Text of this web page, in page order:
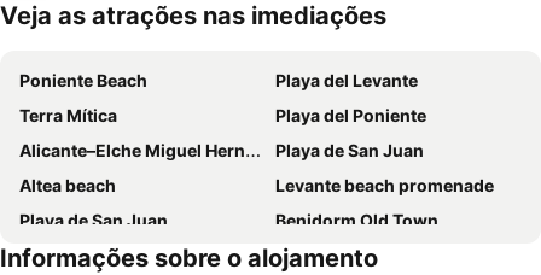
Ampliar mapa
Veja as atrações nas imediações
Poniente Beach
Playa del Levante
Terra Mítica
Playa del Poniente
Alicante–Elche Miguel Hernández Airport
Playa de San Juan
Altea beach
Levante beach promenade
Playa de San Juan
Benidorm Old Town
Benidorm Palace
Playa Arenal-Bol
Informações sobre o alojamento